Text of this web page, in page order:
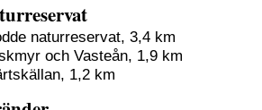
naturreservat, 3,4 km
och Vasteån, 1,9 km
1,2 km